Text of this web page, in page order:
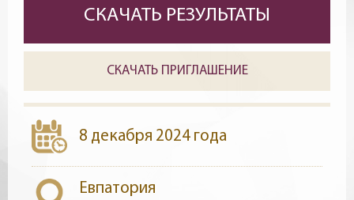
СКАЧАТЬ РЕЗУЛЬТАТЫ
СКАЧАТЬ ПРИГЛАШЕНИЕ
8 декабря 2024 года
Евпатория